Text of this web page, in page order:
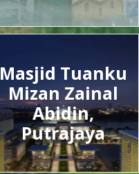
Masjid Tuanku
Mizan Zainal
Abidin,
Putrajaya